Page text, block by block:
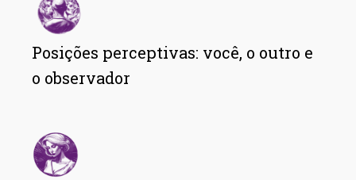
Posições perceptivas: você, o outro e
o observador